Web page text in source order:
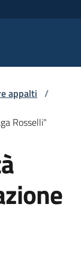
appalti /
Rosselli"